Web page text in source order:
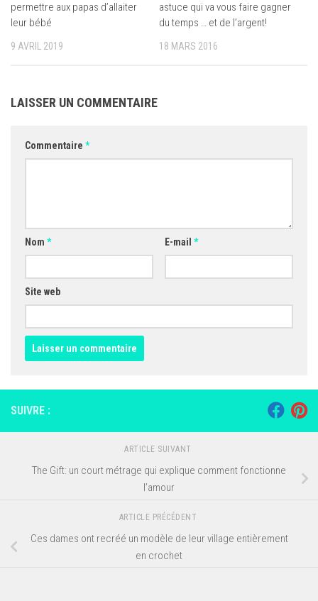
permettre aux papas d’allaiter
leur bébé
9 AVRIL 2019
astuce qui va vous faire gagner
du temps … et de l’argent!
18 MARS 2016
LAISSER UN COMMENTAIRE
Commentaire *
Nom * E-mail *
Site web
SUIVRE :
ARTICLE SUIVANT
The Gift: un court métrage qui explique comment fonctionne
l’amour
ARTICLE PRÉCÉDENT
Ces dames ont recréé un modèle de leur village entièrement
en crochet